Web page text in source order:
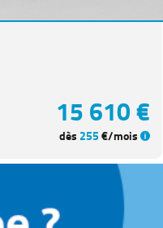
15 610 €
dès 255€/mois